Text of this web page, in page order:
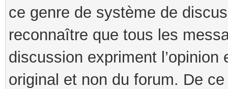
ce genre de système de
reconnaître que tous les
discussion expriment
original et non du forum. De